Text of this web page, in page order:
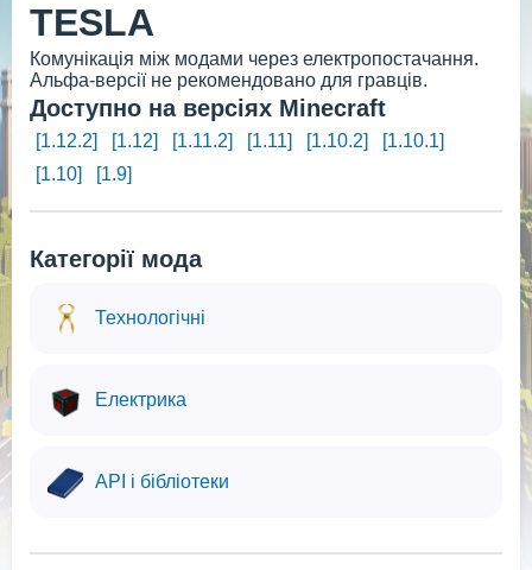
TESLA
Комунікація між модами через електропостачання.
Альфа-версії не рекомендовано для гравців.
Доступно на версіях Minecraft
[1.12.2] [1.12] [1.11.2] [1.11] [1.10.2]
[1.10.1]
[1.10]
[1.9]
Категорії мода
Технологічні
Електрика
API і бібліотеки